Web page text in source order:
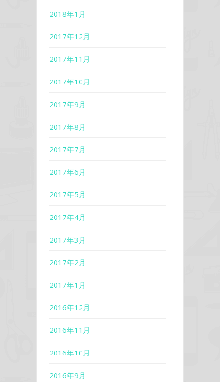
2018年1月
2017年12月
2017年11月
2017年10月
2017年9月
2017年8月
2017年7月
2017年6月
2017年5月
2017年4月
2017年3月
2017年2月
2017年1月
2016年12月
2016年11月
2016年10月
2016年9月